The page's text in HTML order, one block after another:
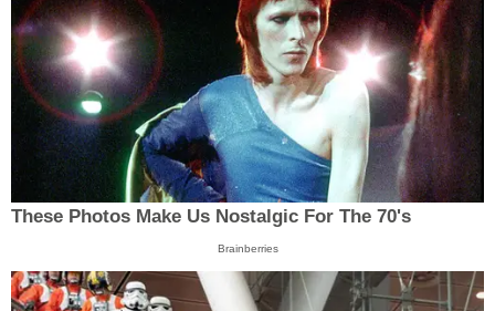
These Photos Make Us Nostalgic For The 70's
Brainberries